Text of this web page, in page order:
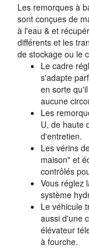
Les remorques à
sont conçues de
à l'eau & et
différents et les
de stockage ou le
Le cadre
s'adapte
en sorte
aucune
Les
U, de haute
d'entretien.
Les vérins
maison" et
contrôlés
Vous réglez
système
Le véhicule
aussi d'une
élévateur
à fourche.